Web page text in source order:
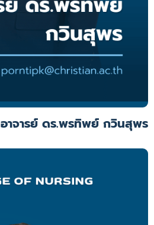
อาจารย์ ดร.พรทิพย์ กวินสุพร